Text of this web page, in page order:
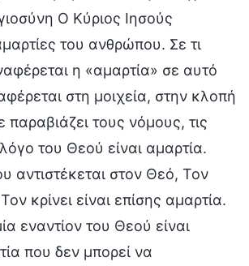
Ο Κύριος Ιησούς
του ανθρώπου. Σε τι
η «αμαρτία» σε αυτό
στη μοιχεία, στην κλοπή
παραβιάζει τους νόμους, τις
του Θεού είναι αμαρτία.
αντιστέκεται στον Θεό, Τον
κρίνει είναι επίσης αμαρτία.
εναντίον του Θεού είναι
που δεν μπορεί να